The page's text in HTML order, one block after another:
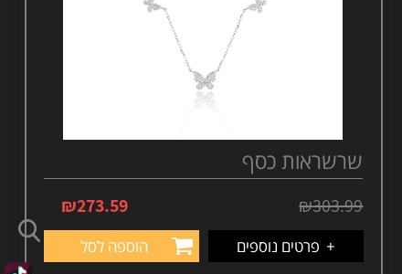
שרשראות כסף
₪303.99
₪273.59
+ פרטים נוספים הוספה לסל